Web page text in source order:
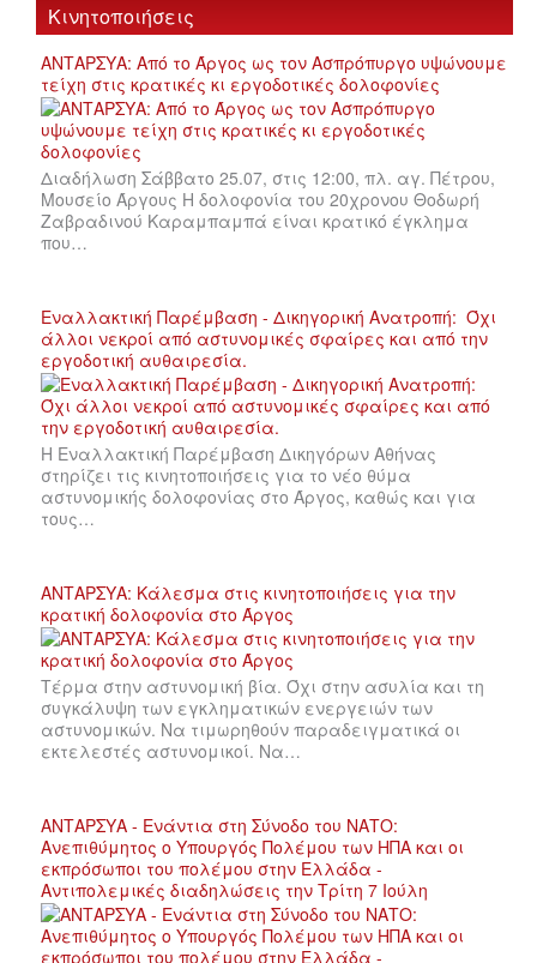
Κινητοποιήσεις
ΑΝΤΑΡΣΥΑ: Από το Άργος ως τον Ασπρόπυργο υψώνουμε
τείχη στις κρατικές κι εργοδοτικές δολοφονίες
Διαδήλωση Σάββατο 25.07, στις 12:00, πλ. αγ. Πέτρου,
Μουσείο Άργους Η δολοφονία του 20χρονου Θοδωρή
Ζαβραδινού Καραμπαμπά είναι κρατικό έγκλημα
που…
Εναλλακτική Παρέμβαση - Δικηγορική Ανατροπή: Όχι
άλλοι νεκροί από αστυνομικές σφαίρες και από την
εργοδοτική αυθαιρεσία.
Η Εναλλακτική Παρέμβαση Δικηγόρων Αθήνας
στηρίζει τις κινητοποιήσεις για το νέο θύμα
αστυνομικής δολοφονίας στο Άργος, καθώς και για
τους…
ΑΝΤΑΡΣΥΑ: Κάλεσμα στις κινητοποιήσεις για την
κρατική δολοφονία στο Άργος
Τέρμα στην αστυνομική βία. Όχι στην ασυλία και τη
συγκάλυψη των εγκληματικών ενεργειών των
αστυνομικών. Να τιμωρηθούν παραδειγματικά οι
εκτελεστές αστυνομικοί. Να…
ΑΝΤΑΡΣΥΑ - Ενάντια στη Σύνοδο του ΝΑΤΟ:
Ανεπιθύμητος ο Υπουργός Πολέμου των ΗΠΑ και οι
εκπρόσωποι του πολέμου στην Ελλάδα -
Αντιπολεμικές διαδηλώσεις την Τρίτη 7 Ιούλη